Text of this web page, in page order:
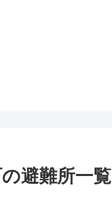
避難所一覧